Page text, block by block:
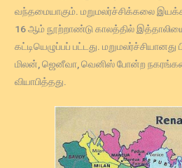
வந்தமையாகும். மறுமலர்ச்சிக்கலை
16 ஆம் நூற்றாண்டு காலத்தில்
கட்டியெழுப்பப் பட்டது. மறுமலர்ச்சியானது
மிலன், ஜெனீவா, வெனிஸ் போன்ற
வியாபித்தது.